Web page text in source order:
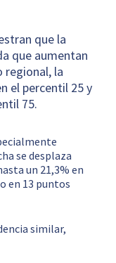
que la
que aumentan
regional, la
el percentil 25 y
75.
se desplaza
un 21,3% en
en 13 puntos
similar,